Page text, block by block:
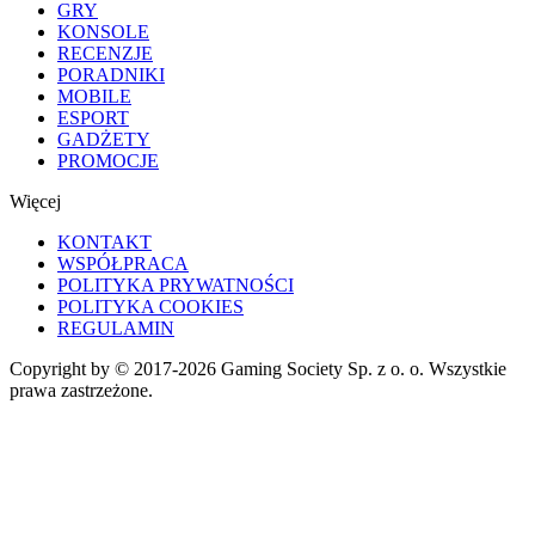
GRY
KONSOLE
RECENZJE
PORADNIKI
MOBILE
ESPORT
GADŻETY
PROMOCJE
Więcej
KONTAKT
WSPÓŁPRACA
POLITYKA PRYWATNOŚCI
POLITYKA COOKIES
REGULAMIN
Copyright by © 2017-2026 Gaming Society Sp. z o. o. Wszystkie
prawa zastrzeżone.